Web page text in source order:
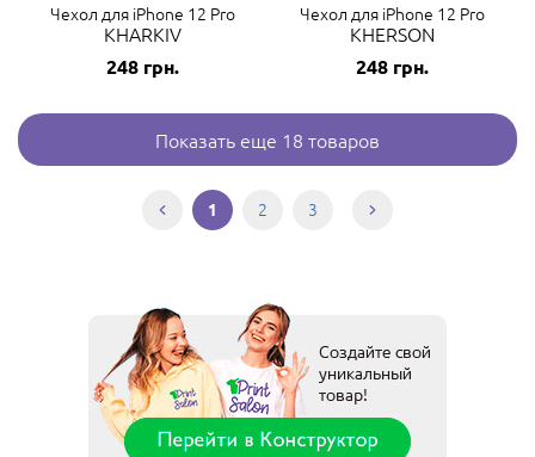
Чехол для iPhone 12 Pro
KHARKIV
248 грн.
Чехол для iPhone 12 Pro
KHERSON
248 грн.
Показать еще 18 товаров
1 2 3